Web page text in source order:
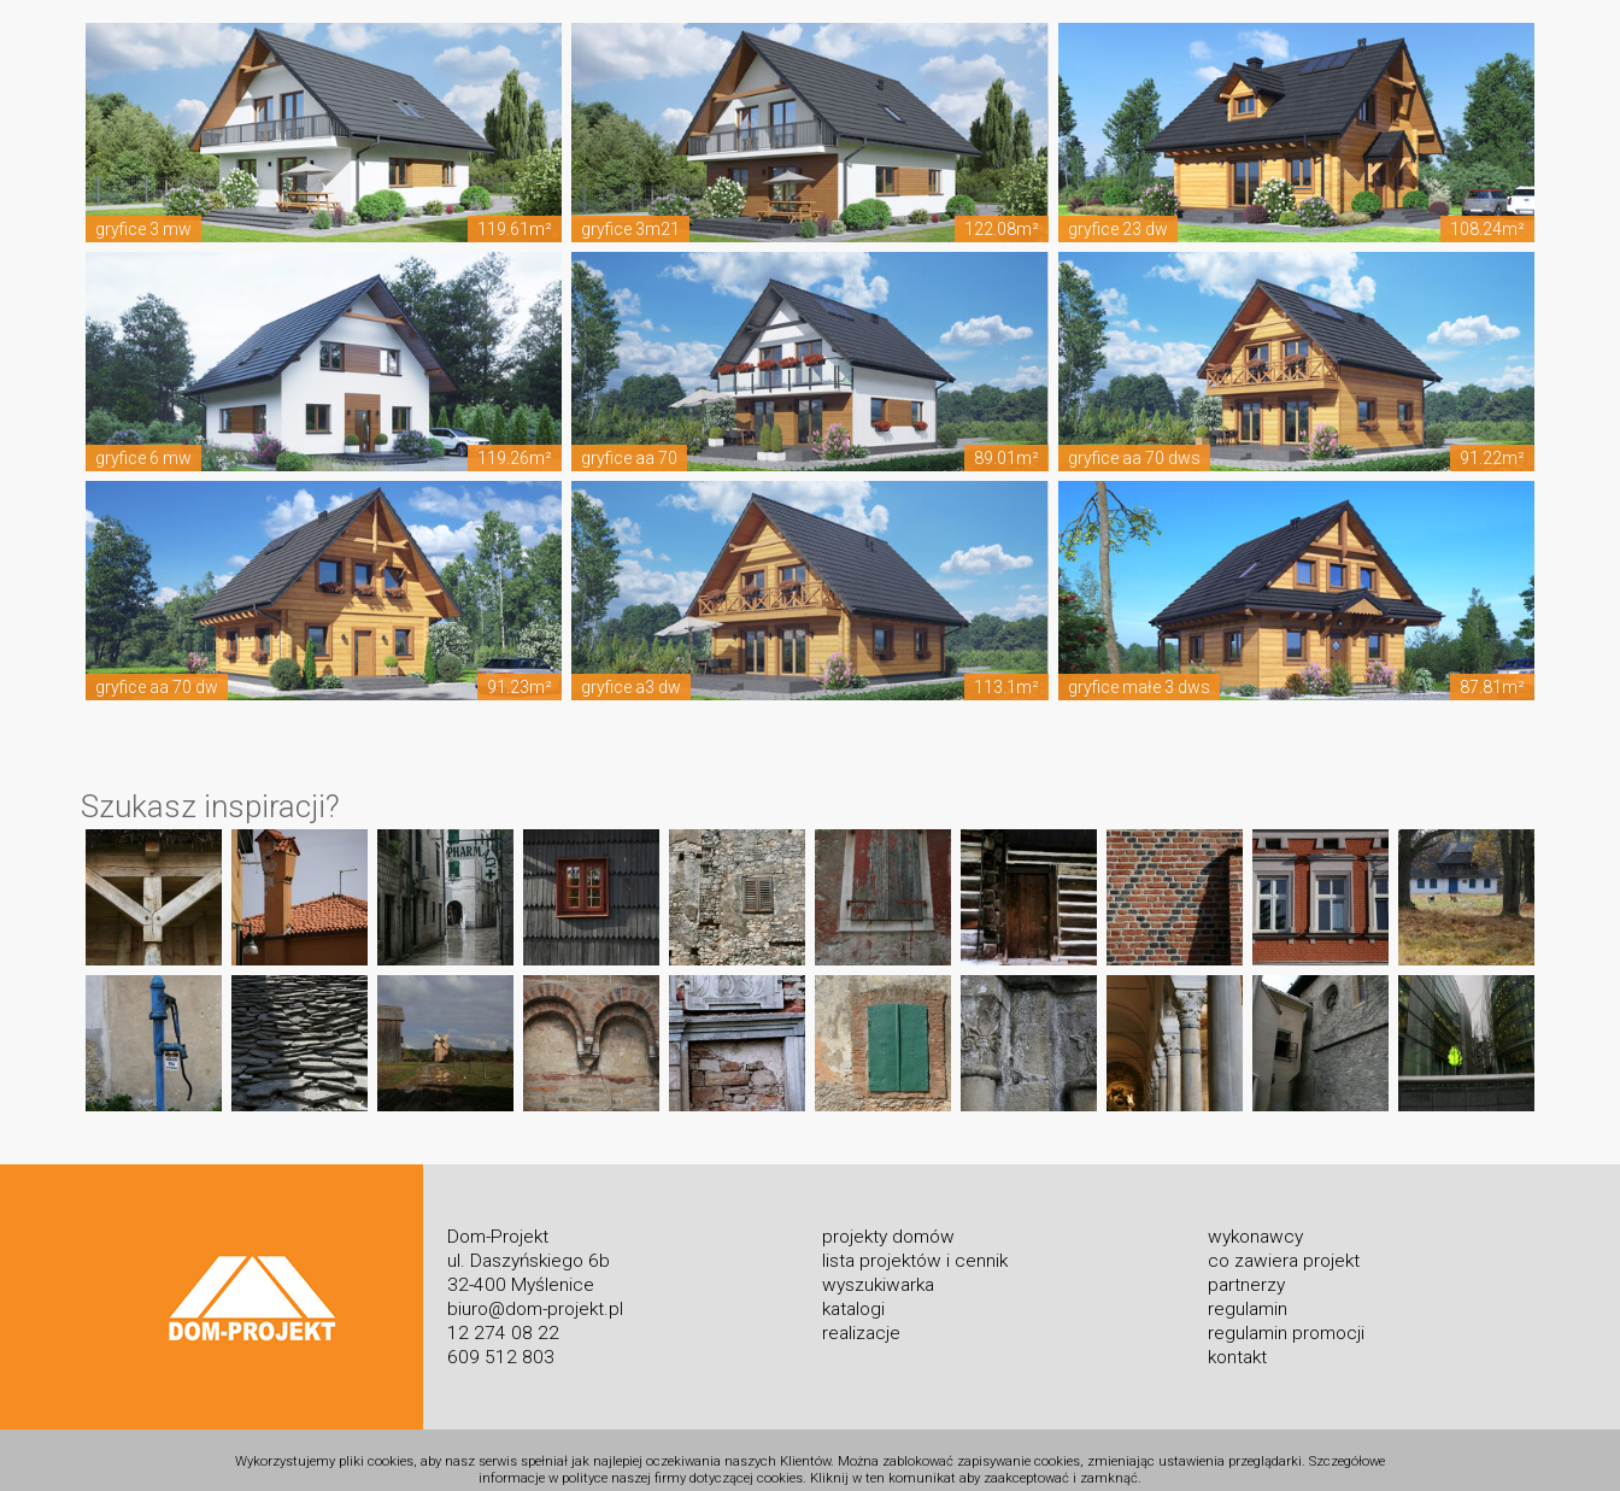
gryfice 3 mw 119.61m² gryfice 3m21 122.08m² gryfice 23 dw 108.24m²
gryfice 6 mw 119.26m² gryfice aa 70 89.01m² gryfice aa 70 dws 91.22m²
gryfice aa 70 dw 91.23m² gryfice a3 dw 113.1m² gryfice małe 3 dws 87.81m²
Szukasz inspiracji?
Dom-Projekt
ul. Daszyńskiego 6b
32-400 Myślenice
biuro@dom-projekt.pl
12 274 08 22
609 512 803
projekty domów
lista projektów i cennik
wyszukiwarka
katalogi
realizacje
wykonawcy
co zawiera projekt
partnerzy
regulamin
regulamin promocji
kontakt
Wykorzystujemy pliki cookies, aby nasz serwis spełniał jak najlepiej oczekiwania naszych Klientów. Można zablokować zapisywanie cookies, zmieniając ustawienia przeglądarki. Szczegółowe
informacje w polityce naszej firmy dotyczącej cookies. Kliknij w ten komunikat aby zaakceptować i zamknąć.